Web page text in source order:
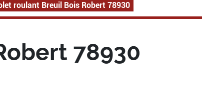
roulant Breuil Bois Robert 78930
78930